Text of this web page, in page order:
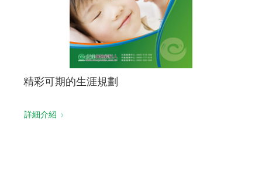
精彩可期的生涯規劃
詳細介紹